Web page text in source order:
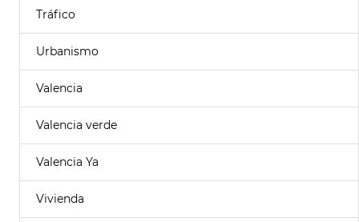
Tráfico
Urbanismo
Valencia
Valencia verde
Valencia Ya
Vivienda